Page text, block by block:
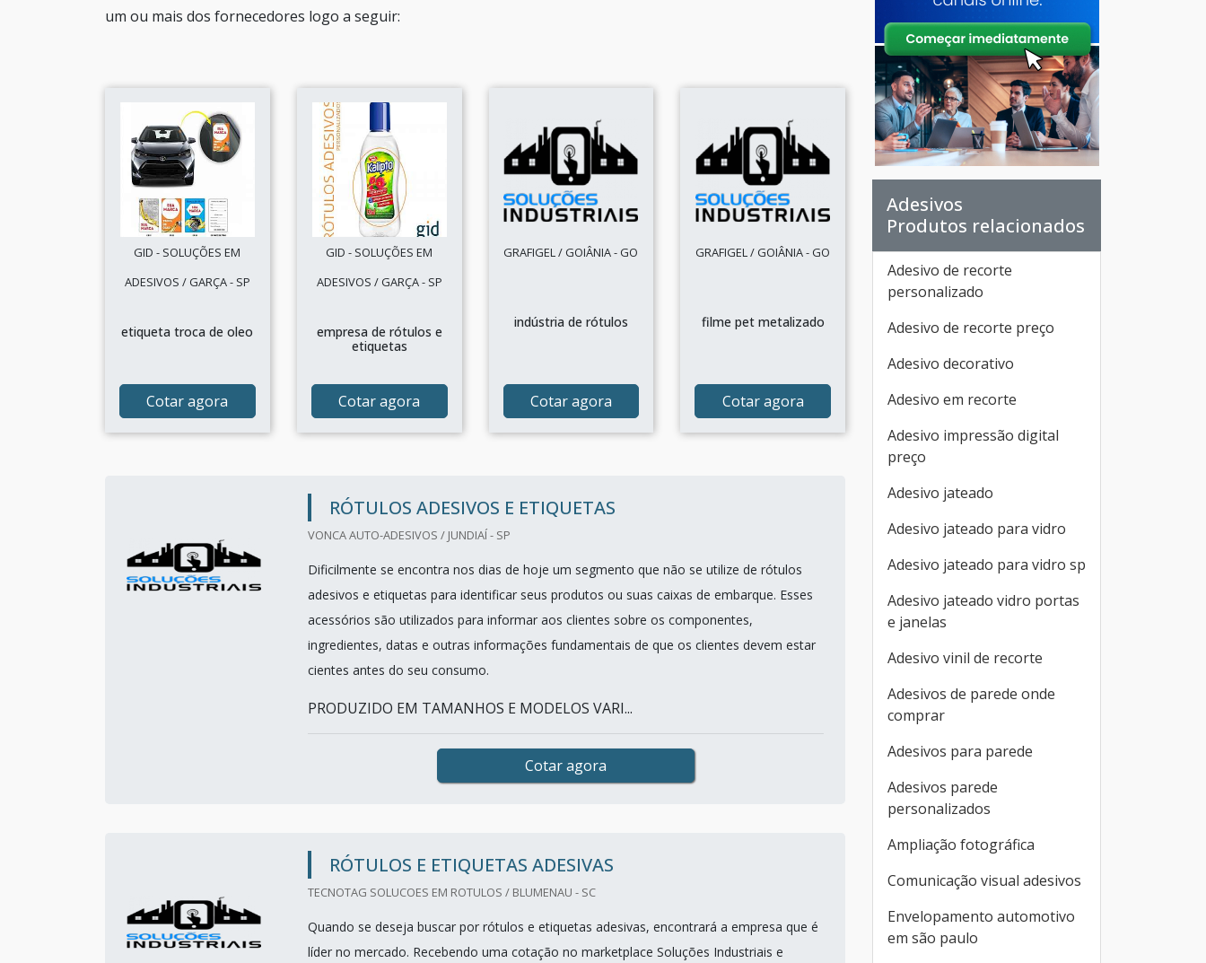
um ou mais dos fornecedores logo a seguir:
GID - SOLUÇÕES EM
ADESIVOS / GARÇA - SP
etiqueta troca de oleo
Cotar agora
GID - SOLUÇÕES EM
ADESIVOS / GARÇA - SP
empresa de rótulos e
etiquetas
Cotar agora
GRAFIGEL / GOIÂNIA - GO
indústria de rótulos
Cotar agora
GRAFIGEL / GOIÂNIA - GO
filme pet metalizado
Cotar agora
RÓTULOS ADESIVOS E ETIQUETAS
VONCA AUTO-ADESIVOS / JUNDIAÍ - SP
Dificilmente se encontra nos dias de hoje um segmento que não se utilize de rótulos
adesivos e etiquetas para identificar seus produtos ou suas caixas de embarque. Esses
acessórios são utilizados para informar aos clientes sobre os componentes,
ingredientes, datas e outras informações fundamentais de que os clientes devem estar
cientes antes do seu consumo.
PRODUZIDO EM TAMANHOS E MODELOS VARI...
Cotar agora
RÓTULOS E ETIQUETAS ADESIVAS
TECNOTAG SOLUCOES EM ROTULOS / BLUMENAU - SC
Quando se deseja buscar por rótulos e etiquetas adesivas, encontrará a empresa que é
líder no mercado. Recebendo uma cotação no marketplace Soluções Industriais e
Adesivos
Produtos relacionados
Adesivo de recorte
personalizado
Adesivo de recorte preço
Adesivo decorativo
Adesivo em recorte
Adesivo impressão digital
preço
Adesivo jateado
Adesivo jateado para vidro
Adesivo jateado para vidro sp
Adesivo jateado vidro portas
e janelas
Adesivo vinil de recorte
Adesivos de parede onde
comprar
Adesivos para parede
Adesivos parede
personalizados
Ampliação fotográfica
Comunicação visual adesivos
Envelopamento automotivo
em são paulo